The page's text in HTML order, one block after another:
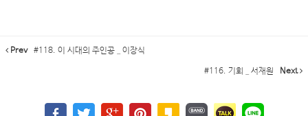
Prev #118. 이 시대의 주인공 _ 이장식
#116. 기회 _ 서재원 Next